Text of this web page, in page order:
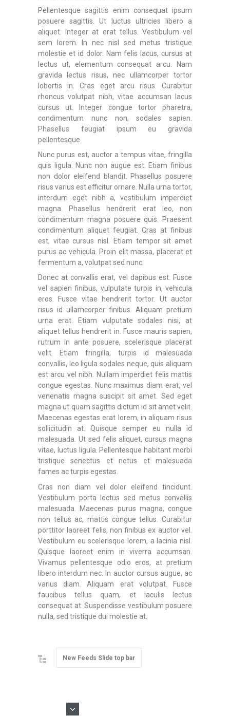
Pellentesque sagittis enim consequat ipsum
posuere sagittis. Ut luctus ultricies libero a
aliquet. Integer at erat tellus. Vestibulum vel
sem lorem. In nec nisl sed metus tristique
molestie et id dolor. Nam felis lacus, cursus at
lectus ut, elementum consequat arcu. Nam
gravida lectus risus, nec ullamcorper tortor
lobortis in. Cras eget arcu risus. Curabitur
rhoncus volutpat nibh, vitae accumsan lacus
cursus ut. Integer congue tortor pharetra,
condimentum nunc non, sodales sapien.
Phasellus feugiat ipsum eu gravida
pellentesque.
Nunc purus est, auctor a tempus vitae, fringilla
quis ligula. Nunc non augue est. Etiam finibus
non dolor eleifend blandit. Phasellus posuere
risus varius est efficitur ornare. Nulla urna tortor,
interdum eget nibh a, vestibulum imperdiet
magna. Phasellus hendrerit erat leo, non
condimentum magna posuere quis. Praesent
condimentum aliquet feugiat. Cras at finibus
est, vitae cursus nisl. Etiam tempor sit amet
purus ac vehicula. Proin elit massa, placerat et
fermentum a, volutpat sed nunc.
Donec at convallis erat, vel dapibus est. Fusce
vel sapien finibus, vulputate turpis in, vehicula
eros. Fusce vitae hendrerit tortor. Ut auctor
risus id ullamcorper finibus. Aliquam pretium
urna erat. Etiam vulputate sodales nisi, at
aliquet tellus hendrerit in. Fusce mauris sapien,
rutrum in ante posuere, scelerisque placerat
velit. Etiam fringilla, turpis id malesuada
convallis, leo ligula sodales neque, quis aliquam
est arcu vel nibh. Nullam imperdiet felis mattis
congue egestas. Nunc maximus diam erat, vel
venenatis magna suscipit sit amet. Sed eget
magna ut quam sagittis dictum id sit amet velit.
Maecenas egestas erat lorem, in aliquam risus
sollicitudin at. Quisque semper eu nulla id
malesuada. Ut sed felis aliquet, cursus magna
vitae, luctus ligula. Pellentesque habitant morbi
tristique senectus et netus et malesuada
fames ac turpis egestas.
Cras non diam vel dolor eleifend tincidunt.
Vestibulum porta lectus sed metus convallis
malesuada. Maecenas purus magna, congue
non tellus ac, mattis congue tellus. Curabitur
porttitor laoreet felis, non finibus ex auctor vel.
Vestibulum eu scelerisque lorem, a lacinia nisl.
Quisque laoreet enim in viverra accumsan.
Vivamus pellentesque odio eros, at pretium
libero interdum nec. In auctor cursus augue, ac
varius diam. Aliquam erat volutpat. Fusce
faucibus tellus quam, et iaculis lectus
consequat at. Suspendisse vestibulum posuere
nulla, sed tristique dui molestie at.
New Feeds Slide top bar